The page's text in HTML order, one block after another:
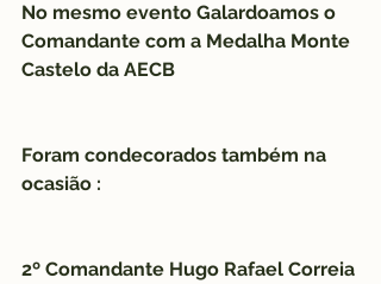
No mesmo evento Galardoamos o
Comandante com a Medalha Monte
Castelo da AECB
Foram condecorados também na
ocasião :
2º Comandante Hugo Rafael Correia